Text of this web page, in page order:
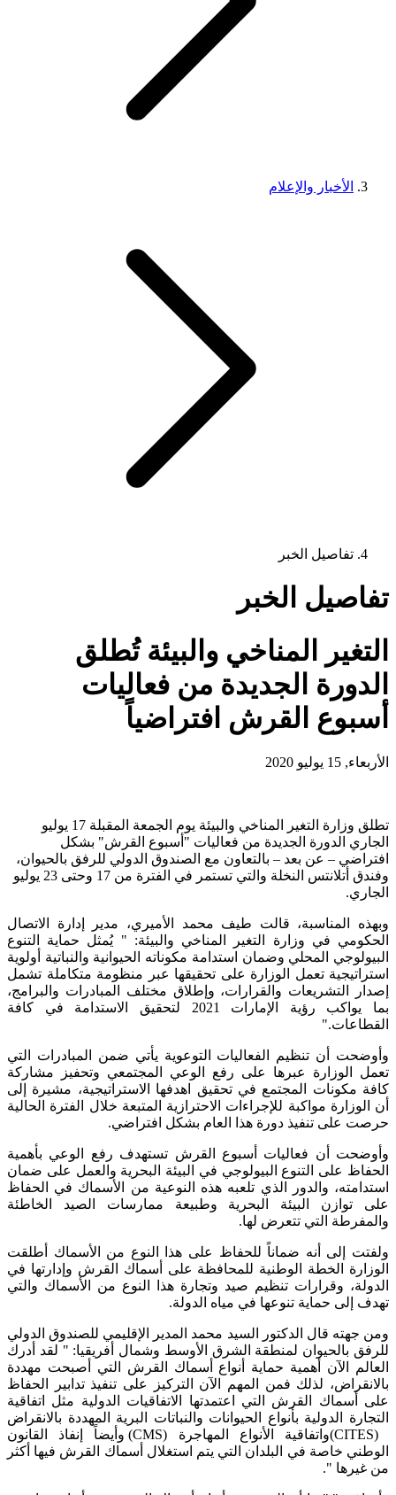
الأخبار والإعلام
تفاصيل الخبر
تفاصيل الخبر
التغير المناخي والبيئة تُطلق
الدورة الجديدة من فعاليات
أسبوع القرش افتراضياً
الأربعاء, 15 يوليو 2020
تطلق وزارة التغير المناخي والبيئة يوم الجمعة المقبلة 17 يوليو
الجاري الدورة الجديدة من فعاليات "أسبوع القرش" بشكل
افتراضي – عن بعد – بالتعاون مع الصندوق الدولي للرفق بالحيوان،
وفندق أتلانتس النخلة والتي تستمر في الفترة من 17 وحتى 23 يوليو
الجاري.
وبهذه المناسبة، قالت طيف محمد الأميري، مدير إدارة الاتصال
الحكومي في وزارة التغير المناخي والبيئة: " يُمثل حماية التنوع
البيولوجي المحلي وضمان استدامة مكوناته الحيوانية والنباتية أولوية
استراتيجية تعمل الوزارة على تحقيقها عبر منظومة متكاملة تشمل
إصدار التشريعات والقرارات، وإطلاق مختلف المبادرات والبرامج،
بما يواكب رؤية الإمارات 2021 لتحقيق الاستدامة في كافة
القطاعات."
وأوضحت أن تنظيم الفعاليات التوعوية يأتي ضمن المبادرات التي
تعمل الوزارة عبرها على رفع الوعي المجتمعي وتحفيز مشاركة
كافة مكونات المجتمع في تحقيق اهدفها الاستراتيجية، مشيرة إلى
أن الوزارة مواكبة للإجراءات الاحترازية المتبعة خلال الفترة الحالية
حرصت على تنفيذ دورة هذا العام بشكل افتراضي.
وأوضحت أن فعاليات أسبوع القرش تستهدف رفع الوعي بأهمية
الحفاظ على التنوع البيولوجي في البيئة البحرية والعمل على ضمان
استدامته، والدور الذي تلعبه هذه النوعية من الأسماك في الحفاظ
على توازن البيئة البحرية وطبيعة ممارسات الصيد الخاطئة
والمفرطة التي تتعرض لها.
ولفتت إلى أنه ضماناً للحفاظ على هذا النوع من الأسماك أطلقت
الوزارة الخطة الوطنية للمحافظة على أسماك القرش وإدارتها في
الدولة، وقرارات تنظيم صيد وتجارة هذا النوع من الأسماك والتي
تهدف إلى حماية تنوعها في مياه الدولة.
ومن جهته قال الدكتور السيد محمد المدير الإقليمي للصندوق الدولي
للرفق بالحيوان لمنطقة الشرق الأوسط وشمال أفريقيا: " لقد أدرك
العالم الآن أهمية حماية أنواع أسماك القرش التي أصبحت مهددة
بالانقراض، لذلك فمن المهم الآن التركيز على تنفيذ تدابير الحفاظ
على أسماك القرش التي اعتمدتها الاتفاقيات الدولية مثل اتفاقية
التجارة الدولية بأنواع الحيوانات والنباتات البرية المهددة بالانقراض
(CITES)واتفاقية الأنواع المهاجرة (CMS) وأيضاً إنفاذ القانون
الوطني خاصة في البلدان التي يتم استغلال أسماك القرش فيها أكثر
من غيرها ".